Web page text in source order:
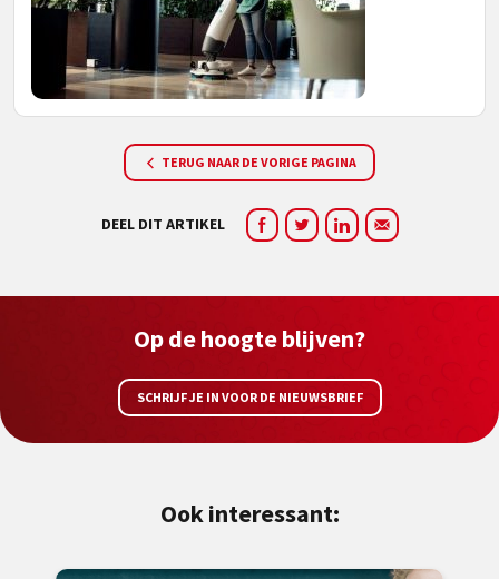
TERUG NAAR DE VORIGE PAGINA
DEEL DIT ARTIKEL
Op de hoogte blijven?
SCHRIJF JE IN VOOR DE NIEUWSBRIEF
Ook interessant: